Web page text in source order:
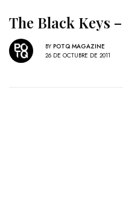
The Black Keys
BY POTQ MAGAZINE
26 DE OCTUBRE DE 2011